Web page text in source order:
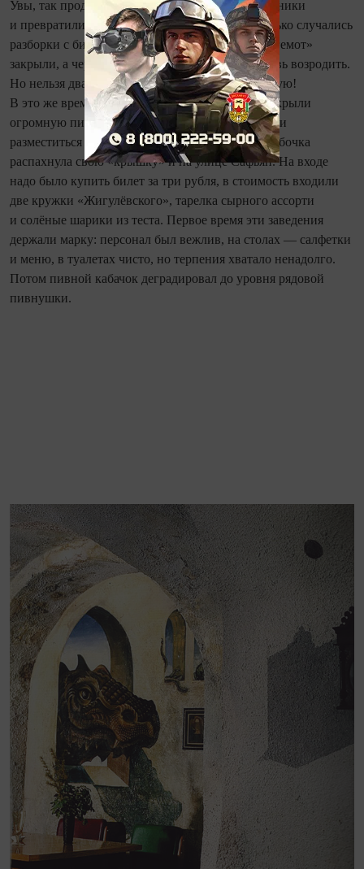
Увы, так продолжалось недолго. Появились гопники
и превратили пивбар в свою «контору». Частенько случались
разборки с битьём кружек и фейсов. Потом «Бегемот»
закрыли, а через некоторое время пытались вновь возродить.
Но нельзя дважды войти в реку, тем более пивную!
В это же время неподалёку от Речного порта открыли
огромную пивную бочку, внутри свободно могли
разместиться человек тридцать. Почти такая же бочка
распахнула свою «крышку» и на улице Сафьян. На входе
надо было купить билет за три рубля, в стоимость входили
две кружки «Жигулёвского», тарелка сырного ассорти
и солёные шарики из теста. Первое время эти заведения
держали марку: персонал был вежлив, на столах — салфетки
и меню, в туалетах чисто, но терпения хватало ненадолго.
Потом пивной кабачок деградировал до уровня рядовой
пивнушки.